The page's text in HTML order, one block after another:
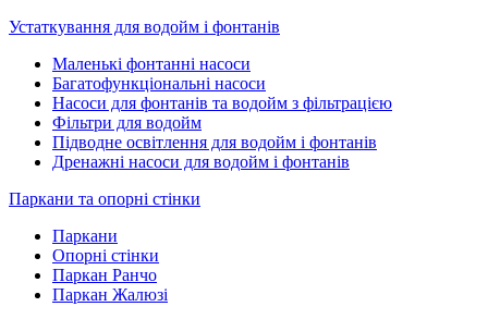
Устаткування для водойм і фонтанів
Маленькі фонтанні насоси
Багатофункціональні насоси
Насоси для фонтанів та водойм з фільтрацією
Фільтри для водойм
Підводне освітлення для водойм і фонтанів
Дренажні насоси для водойм і фонтанів
Паркани та опорні стінки
Паркани
Опорні стінки
Паркан Ранчо
Паркан Жалюзі